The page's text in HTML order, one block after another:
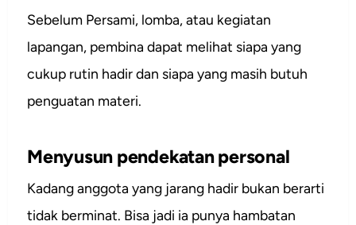
Sebelum Persami, lomba, atau kegiatan
lapangan, pembina dapat melihat siapa yang
cukup rutin hadir dan siapa yang masih butuh
penguatan materi.
Menyusun pendekatan personal
Kadang anggota yang jarang hadir bukan berarti
tidak berminat. Bisa jadi ia punya hambatan